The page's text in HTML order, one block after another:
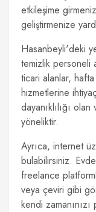
etkileşime
geliştirmenize
Hasanbeyli'deki
temizlik personeli
ticari alanlar,
hizmetlerine
dayanıklılığı
yöneliktir.
Ayrıca, internet
bulabilirsiniz.
freelance
veya çeviri gibi
kendi